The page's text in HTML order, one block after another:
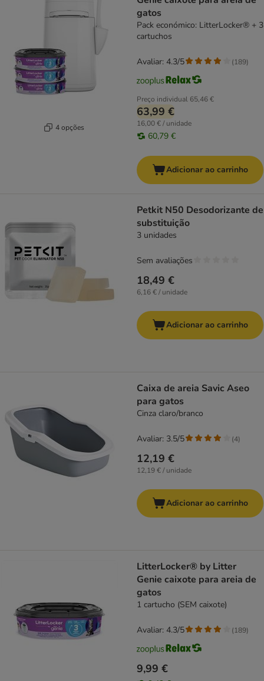
4 opções
gatos
Pack económico: LitterLocker® + 3
cartuchos
Preço individual 65,46 €
63,99 €
16,00 € / unidade
60,79 €
Avaliar: 4.3/5 (189)
Adicionar ao carrinho
Petkit N50 Desodorizante de
substituição
3 unidades
18,49 €
6,16 € / unidade
Sem avaliações
Adicionar ao carrinho
Caixa de areia Savic Aseo
para gatos
Cinza claro/branco
12,19 €
12,19 € / unidade
Avaliar: 3.5/5 (4)
Adicionar ao carrinho
LitterLocker® by Litter
Genie caixote para areia de
gatos
1 cartucho (SEM caixote)
9,99 €
Avaliar: 4.3/5 (189)